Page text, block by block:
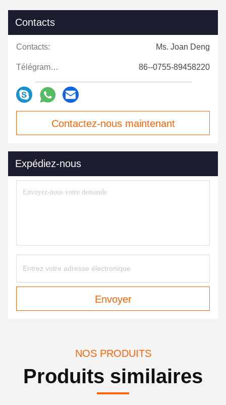
Contacts
Contacts: Ms. Joan Deng
Télégramme: 86--0755-89458220
Contactez-nous maintenant
Expédiez-nous
Envoyer
NOS PRODUITS
Produits similaires